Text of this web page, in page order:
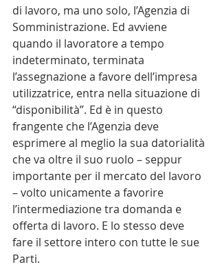
di lavoro, ma uno solo, l’Agenzia di
Somministrazione. Ed avviene
quando il lavoratore a tempo
indeterminato, terminata
l’assegnazione a favore dell’impresa
utilizzatrice, entra nella situazione di
“disponibilità”. Ed è in questo
frangente che l’Agenzia deve
esprimere al meglio la sua datorialità
che va oltre il suo ruolo – seppur
importante per il mercato del lavoro
– volto unicamente a favorire
l’intermediazione tra domanda e
offerta di lavoro. E lo stesso deve
fare il settore intero con tutte le sue
Parti.